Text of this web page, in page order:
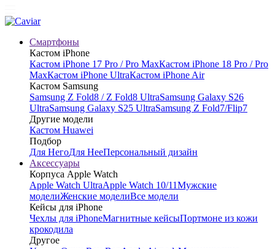
Смартфоны
Кастом iPhone
Кастом iPhone 17 Pro / Pro MaxКастом iPhone 18 Pro / Pro
MaxКастом iPhone UltraКастом iPhone Air
Кастом Samsung
Samsung Z Fold8 / Z Fold8 UltraSamsung Galaxy S26
UltraSamsung Galaxy S25 UltraSamsung Z Fold7/Flip7
Другие модели
Кастом Huawei
Подбор
Для НегоДля НееПерсональный дизайн
Аксессуары
Корпуса Apple Watch
Apple Watch UltraApple Watch 10/11Мужские
моделиЖенские моделиВсе модели
Кейсы для iPhone
Чехлы для iPhoneМагнитные кейсыПортмоне из кожи
крокодила
Другое